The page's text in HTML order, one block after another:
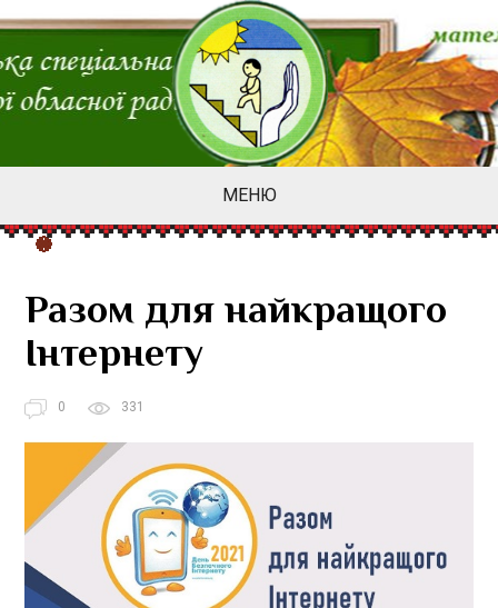
МЕНЮ
Разом для найкращого
Інтернету
0 331